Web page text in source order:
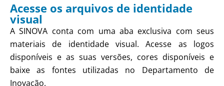
Acesse os arquivos de identidade
visual
A SINOVA conta com uma aba exclusiva com seus
materiais de identidade visual. Acesse as logos
disponíveis e as suas versões, cores disponíveis e
baixe as fontes utilizadas no Departamento de
Inovação.